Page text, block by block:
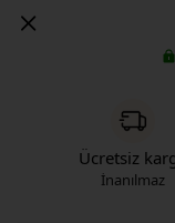
Ücretsiz
İnanılmaz